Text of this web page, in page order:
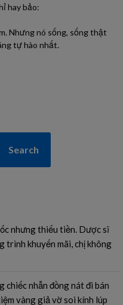
hay bảo:
Nhưng nó sống, sống thật
tự hào nhất.
Search
nhưng thiếu tiền. Dược sĩ
trình khuyến mãi, chị không
chiếc nhẫn đồng nát đi bán
vàng giả vờ soi kính lúp